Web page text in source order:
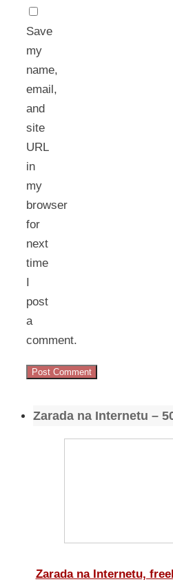
Save
my
name,
email,
and
site
URL
in
my
browser
for
next
time
I
post
a
comment.
Zarada na Internetu –
Zarada na Internetu,